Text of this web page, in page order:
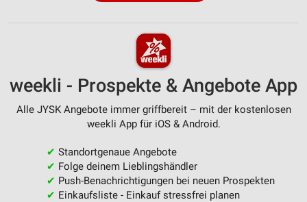
weekli - Prospekte & Angebote App
Alle JYSK Angebote immer griffbereit – mit der kostenlosen
weekli App für iOS & Android.
✔ Standortgenaue Angebote
✔ Folge deinem Lieblingshändler
✔ Push-Benachrichtigungen bei neuen Prospekten
✔ Einkaufsliste - Einkauf stressfrei planen
Entwicklung und Verbesserung der Angebote
Verwendung reduzierter Daten zur Auswahl von
Inhalten
IAB-Besonderheiten:
Verwendung genauer Standortdaten
Geräte anhand von aktiv angeforderten
Informationen identifizieren